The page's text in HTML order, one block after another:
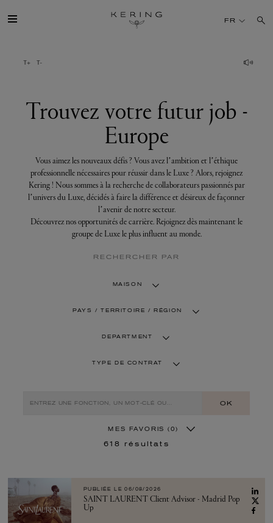
votre
futur
DÉV. DURABLE
FINANCE
PRESSE
FR
Trouvez votre futur job -
Europe
Vous aimez les nouveaux défis ? Vous avez l’ambition et l’éthique
professionnelle nécessaires pour réussir dans le Luxe ? Alors, rejoignez
Kering ! Nous sommes à la recherche de collaborateurs passionnés par
l’univers du Luxe, décidés à faire la différence et désireux de façonner
l’avenir de notre secteur.
Découvrez nos opportunités de carrière. Rejoignez dès maintenant le
groupe de Luxe le plus influent au monde.
RECHERCHER PAR
MAISON
PAYS / TERRITOIRE / RÉGION
DEPARTMENT
TYPE DE CONTRAT
OK
MES FAVORIS (0)
618 résultats
PUBLIÉE LE 06/08/2026
SAINT LAURENT Client Advisor - Madrid Pop
Up